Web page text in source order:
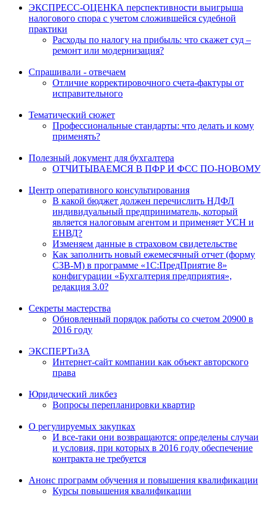
ЭКСПРЕСС-ОЦЕНКА перспективности выигрыша
налогового спора с учетом сложившейся судебной
практики
Расходы по налогу на прибыль: что скажет суд –
ремонт или модернизация?
Спрашивали - отвечаем
Отличие корректировочного счета-фактуры от
исправительного
Тематический сюжет
Профессиональные стандарты: что делать и кому
применять?
Полезный документ для бухгалтера
ОТЧИТЫВАЕМСЯ В ПФР И ФСС ПО-НОВОМУ
Центр оперативного консультирования
В какой бюджет должен перечислить НДФЛ
индивидуальный предприниматель, который
является налоговым агентом и применяет УСН и
ЕНВД?
Изменяем данные в страховом свидетельстве
Как заполнить новый ежемесячный отчет (форму
СЗВ-М) в программе «1С:ПредПриятие 8»
конфигурации «Бухгалтерия предприятия»,
редакция 3.0?
Секреты мастерства
Обновленный порядок работы со счетом 20900 в
2016 году
ЭКСПЕРТиЗА
Интернет-сайт компании как объект авторского
права
Юридический ликбез
Вопросы перепланировки квартир
О регулируемых закупках
И все-таки они возвращаются: определены случаи
и условия, при которых в 2016 году обеспечение
контракта не требуется
Анонс программ обучения и повышения квалификации
Курсы повышения квалификации